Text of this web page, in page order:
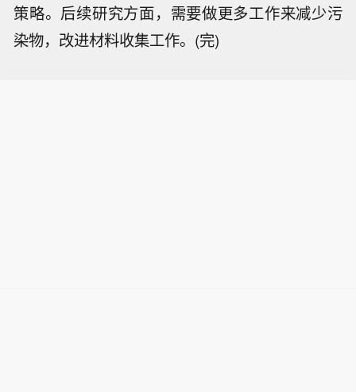
策略。后续研究方面，需要做更多工作来减少污
染物，改进材料收集工作。(完)